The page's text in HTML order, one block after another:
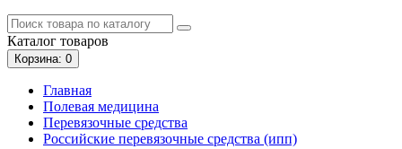
Каталог товаров
Корзина: 0
Главная
Полевая медицина
Перевязочные средства
Российские перевязочные средства (ипп)